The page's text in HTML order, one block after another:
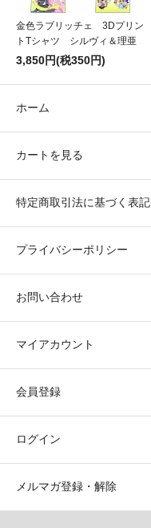
金色ラブリッチェ 3Dプリン
トTシャツ シルヴィ＆理亜
3,850円(税350円)
ホーム
カートを見る
特定商取引法に基づく表記
プライバシーポリシー
お問い合わせ
マイアカウント
会員登録
ログイン
メルマガ登録・解除